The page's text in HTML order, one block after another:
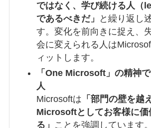
ではなく、学び続ける人（
であるべきだ」
と繰り返し
す。変化を前向きに捉え、
会に変えられる人は
ィットします。
「One Microsoft」の精神
人
Microsoftは 「部門の壁を越
Microsoftとしてお客様に価
る」 ことを強調しています